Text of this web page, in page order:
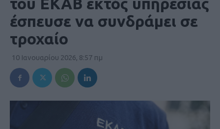
έσπευσε να συνδράμει σε
τροχαίο
10 Ιανουαρίου 2026, 8:57 πμ